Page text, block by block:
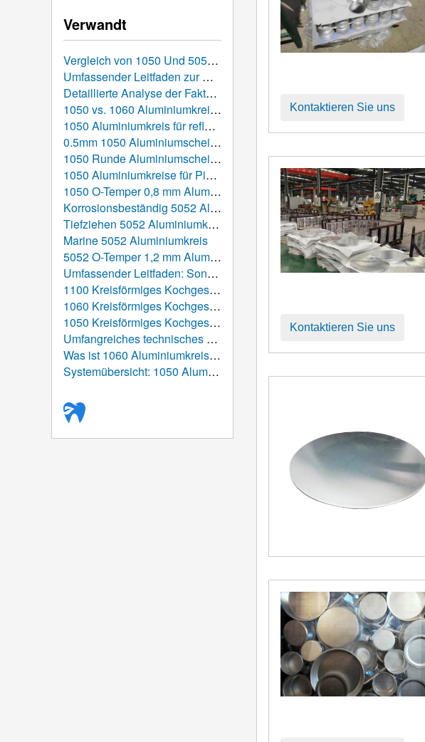
Verwandt
Vergleich von 1050 Und 5052 Aluminiumscheiben: Welches ist besser für Ihr Fertigungsprojekt geeignet??
Umfassender Leitfaden zur Gratentfernung und Oberflächenkontrolle für 1050 Gestanzte Aluminiumscheiben
Detaillierte Analyse der Faktoren, die die Preise für Aluminiumkreise beeinflussen: Was bestimmt die Kosten??
1050 vs. 1060 Aluminiumkreise: Detaillierter Vergleich, Leistungsparameter, und Auswahlhilfe
1050 Aluminiumkreis für reflektierende Beleuchtung
0.5mm 1050 Aluminiumscheiben
1050 Runde Aluminiumscheiben für Induktionskochgeschirr
1050 Aluminiumkreise für Pizzapfannen
1050 O-Temper 0,8 mm Aluminiumkreis
Korrosionsbeständig 5052 Aluminiumscheiben
Tiefziehen 5052 Aluminiumkreis
Marine 5052 Aluminiumkreis
5052 O-Temper 1,2 mm Aluminiumkreis für Töpfe
Umfassender Leitfaden: Sonderanfertigung von warmgewalzten Aluminiumscheiben
1100 Kreisförmiges Kochgeschirr aus Aluminium: Der ultimative Leitfaden von der Atomstruktur bis zur globalen Tabelle
1060 Kreisförmiges Kochgeschirr aus Aluminium: Der ultimative Leitfaden zur Leistung, Herstellung, und Anwendungen
1050 Kreisförmiges Kochgeschirr aus Aluminium: Hochreine Aluminiumlösung für die moderne Küchengeräteherstellung
Umfangreiches technisches Datenblatt: 1050 Aluminiumkreis
Was ist 1060 Aluminiumkreis/-scheibe verwendet für?
Systemübersicht: 1050 Aluminiumkreis/-scheibe (Aluminium-Rundrohling)
Kontaktieren Sie uns
Kontaktieren Sie uns